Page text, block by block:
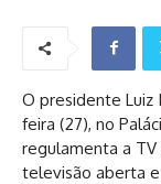
O presidente Luiz
feira (27), no
regulamenta a
televisão aberta